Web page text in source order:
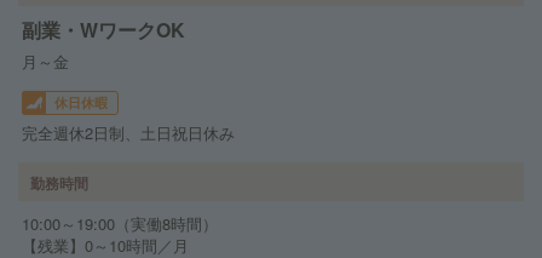
副業・WワークOK
月～金
休日休暇
完全週休2日制、土日祝日休み
勤務時間
10:00～19:00（実働8時間）
【残業】0～10時間／月